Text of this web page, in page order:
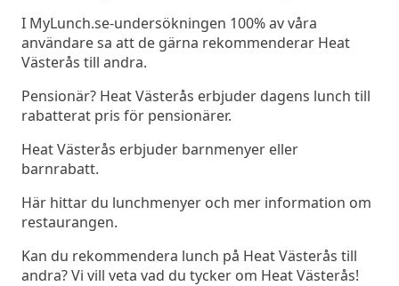
I MyLunch.se-undersökningen 100% av våra
användare sa att de gärna rekommenderar Heat
Västerås till andra.
Pensionär? Heat Västerås erbjuder dagens lunch till
rabatterat pris för pensionärer.
Heat Västerås erbjuder barnmenyer eller
barnrabatt.
Här hittar du lunchmenyer och mer information om
restaurangen.
Kan du rekommendera lunch på Heat Västerås till
andra? Vi vill veta vad du tycker om Heat Västerås!